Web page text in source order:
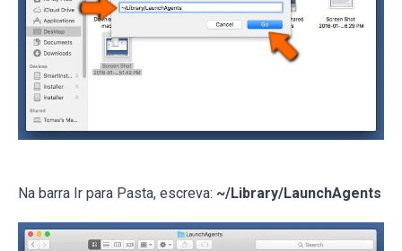
Na barra Ir para Pasta, escreva: ~/Library/LaunchAgents